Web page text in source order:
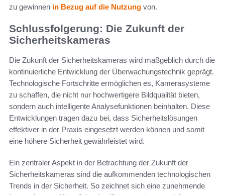
zu gewinnen in Bezug auf die Nutzung von.
Schlussfolgerung: Die Zukunft der
Sicherheitskameras
Die Zukunft der Sicherheitskameras wird maßgeblich durch die
kontinuierliche Entwicklung der Überwachungstechnik geprägt.
Technologische Fortschritte ermöglichen es, Kamerasysteme
zu schaffen, die nicht nur hochwertigere Bildqualität bieten,
sondern auch intelligente Analysefunktionen beinhalten. Diese
Entwicklungen tragen dazu bei, dass Sicherheitslösungen
effektiver in der Praxis eingesetzt werden können und somit
eine höhere Sicherheit gewährleistet wird.
Ein zentraler Aspekt in der Betrachtung der Zukunft der
Sicherheitskameras sind die aufkommenden technologischen
Trends in der Sicherheit. So zeichnet sich eine zunehmende